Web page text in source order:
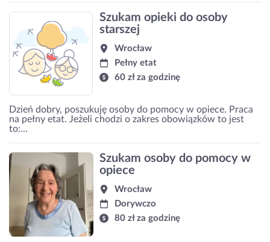
Szukam opieki do osoby
starszej
Wrocław
Pełny etat
60 zł za godzinę
Dzień dobry, poszukuję osoby do pomocy w opiece. Praca
na pełny etat. Jeżeli chodzi o zakres obowiązków to jest
to:...
Szukam osoby do pomocy w
opiece
Wrocław
Dorywczo
80 zł za godzinę